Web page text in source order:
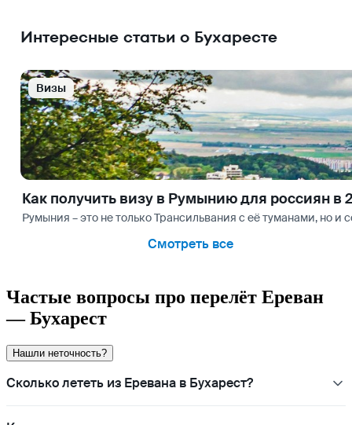
Интересные статьи о Бухаресте
Визы
Как получить визу в Румынию для россиян в
Румыния – это не только Трансильвания с её туманами, но
Смотреть все
Частые вопросы про перелёт Ереван
— Бухарест
Нашли неточность?
Сколько лететь из Еревана в Бухарест?